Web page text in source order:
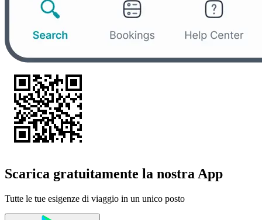
Scarica gratuitamente la nostra App
Tutte le tue esigenze di viaggio in un unico posto